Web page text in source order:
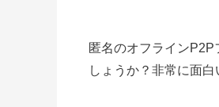
匿名のオフライン
しょうか？非常に面